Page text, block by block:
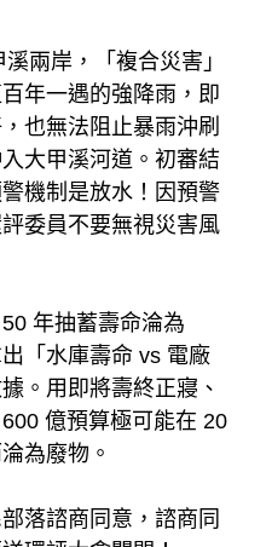
兩岸，「複合災害」
年一遇的強降雨，即
也無法阻止暴雨沖刷
大甲溪河道。初審結
機制是放水！因預警
委員不要無視災害風
年抽蓄壽命淪為
「水庫壽命 vs 電廠
。用即將壽終正寢、
億預算極可能在 20
為廢物。
落諮商同意，諮商同